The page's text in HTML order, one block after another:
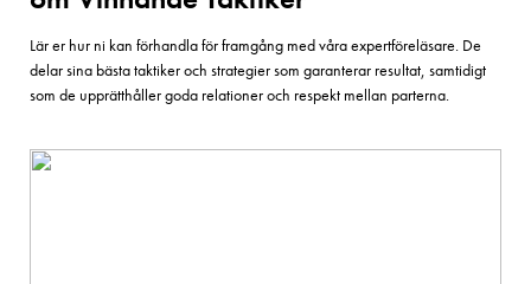
Lär er hur ni kan förhandla för framgång med våra expertföreläsare. De
delar sina bästa taktiker och strategier som garanterar resultat, samtidigt
som de upprätthåller goda relationer och respekt mellan parterna.